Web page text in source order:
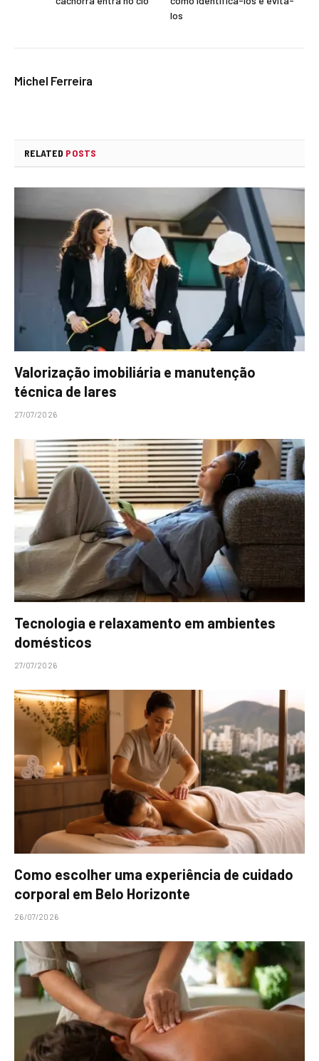
los
Michel Ferreira
RELATED POSTS
Valorização imobiliária e manutenção
técnica de lares
27/07/2026
Tecnologia e relaxamento em ambientes
domésticos
27/07/2026
Como escolher uma experiência de cuidado
corporal em Belo Horizonte
26/07/2026